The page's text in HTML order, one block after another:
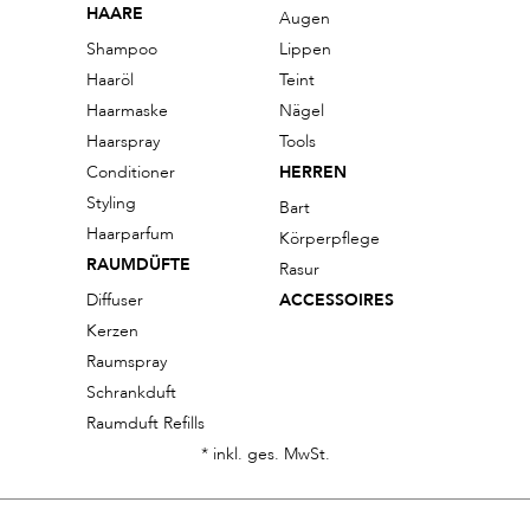
HAARE
Shampoo
Haaröl
Haarmaske
Haarspray
Conditioner
Styling
Haarparfum
RAUMDÜFTE
Diffuser
Kerzen
Raumspray
Schrankduft
Raumduft Refills
Augen
Lippen
Teint
Nägel
Tools
HERREN
Bart
Körperpflege
Rasur
ACCESSOIRES
* inkl. ges. MwSt.